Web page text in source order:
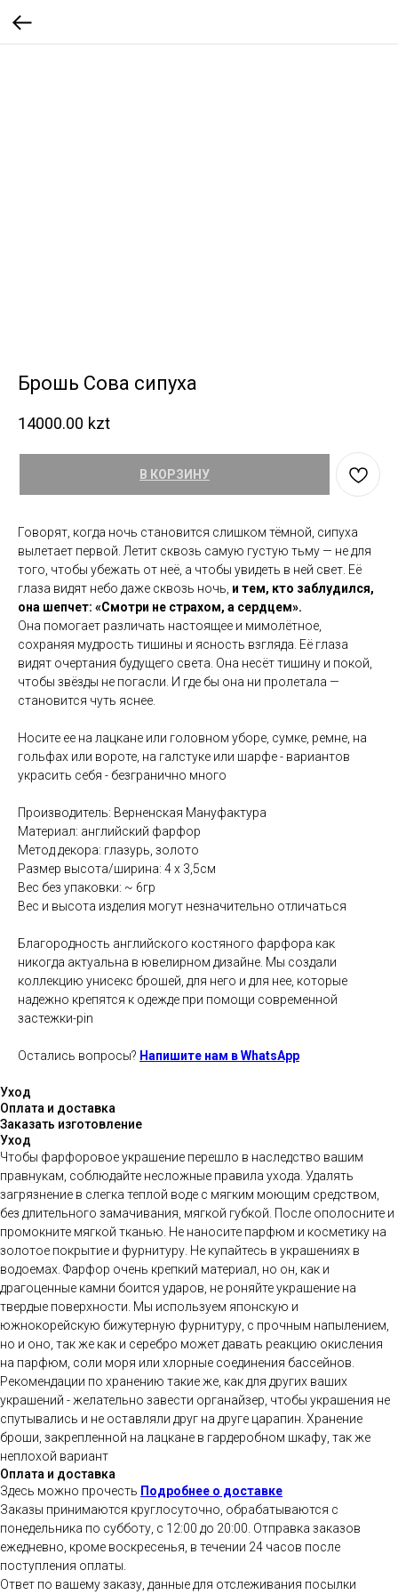
Брошь Сова сипуха
14000.00 kzt
В КОРЗИНУ
Говорят, когда ночь становится слишком тёмной, сипуха
вылетает первой. Летит сквозь самую густую тьму — не для
того, чтобы убежать от неё, а чтобы увидеть в ней свет. Её
глаза видят небо даже сквозь ночь, и тем, кто заблудился,
она шепчет: «Смотри не страхом, а сердцем».
Она помогает различать настоящее и мимолётное,
сохраняя мудрость тишины и ясность взгляда. Её глаза
видят очертания будущего света. Она несёт тишину и покой,
чтобы звёзды не погасли. И где бы она ни пролетала —
становится чуть яснее.
Носите ее на лацкане или головном уборе, сумке, ремне, на
гольфах или вороте, на галстуке или шарфе - вариантов
украсить себя - безгранично много
Производитель: Верненская Мануфактура
Материал: английский фарфор
Метод декора: глазурь, золото
Размер высота/ширина: 4 х 3,5см
Вес без упаковки: ~ 6гр
Вес и высота изделия могут незначительно отличаться
Благородность английского костяного фарфора как
никогда актуальна в ювелирном дизайне. Мы создали
коллекцию унисекс брошей, для него и для нее, которые
надежно крепятся к одежде при помощи современной
застежки-pin
Остались вопросы? Напишите нам в WhatsApp
Уход
Оплата и доставка
Заказать изготовление
Уход
Чтобы фарфоровое украшение перешло в наследство вашим
правнукам, соблюдайте несложные правила ухода. Удалять
загрязнение в слегка теплой воде с мягким моющим средством,
без длительного замачивания, мягкой губкой. После ополосните и
промокните мягкой тканью. Не наносите парфюм и косметику на
золотое покрытие и фурнитуру. Не купайтесь в украшениях в
водоемах. Фарфор очень крепкий материал, но он, как и
драгоценные камни боится ударов, не роняйте украшение на
твердые поверхности. Мы используем японскую и
южнокорейскую бижутерную фурнитуру, с прочным напылением,
но и оно, так же как и серебро может давать реакцию окисления
на парфюм, соли моря или хлорные соединения бассейнов.
Рекомендации по хранению такие же, как для других ваших
украшений - желательно завести органайзер, чтобы украшения не
спутывались и не оставляли друг на друге царапин. Хранение
броши, закрепленной на лацкане в гардеробном шкафу, так же
неплохой вариант
Оплата и доставка
Здесь можно прочесть Подробнее о доставке
Заказы принимаются круглосуточно, обрабатываются с
понедельника по субботу, с 12:00 до 20:00. Отправка заказов
ежедневно, кроме воскресенья, в течении 24 часов после
поступления оплаты.
Ответ по вашему заказу, данные для отслеживания посылки